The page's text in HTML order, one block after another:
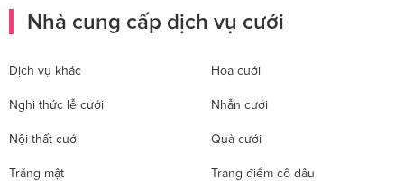
Nhà cung cấp dịch vụ cưới
Dịch vụ khác Hoa cưới
Nghi thức lễ cưới Nhẫn cưới
Nội thất cưới Quà cưới
Trăng mật Trang điểm cô dâu